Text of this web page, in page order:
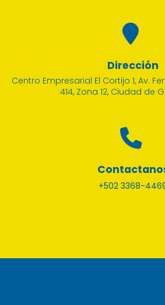
Dirección
Centro Empresarial El Cortijo 1, Av.
414, Zona 12, Ciudad de
+502 3368-